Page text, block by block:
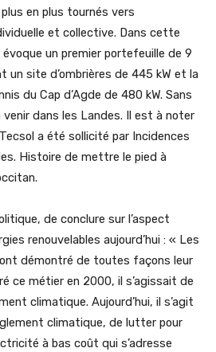
en plus tournés vers
et collective. Dans cette
un premier portefeuille de 9
site d’ombrières de 445 kW et la
du Cap d’Agde de 480 kW. Sans
dans les Landes. Il est à noter
a été sollicité par Incidences
Histoire de mettre le pied à
de conclure sur l’aspect
renouvelables aujourd’hui : « Les
démontré de toutes façons leur
ce métier en 2000, il s’agissait de
climatique. Aujourd’hui, il s’agit
climatique, de lutter pour
à bas coût qui s’adresse